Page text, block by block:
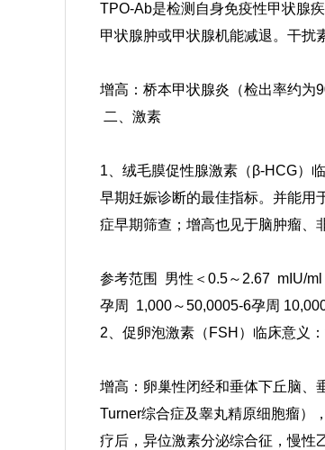
TPO-Ab是检测自身免疫性甲状腺
甲状腺肿或甲状腺机能减退。干扰
增高：桥本甲状腺炎（检出率约为
二、激素
1、绒毛膜促性腺激素（β-HCG）临
早期妊娠诊断的最佳指标。并能用
症早期筛查；增高也见于脑肿瘤、
参考范围 男性＜0.5～2.67 mIU/ml
孕周 1,000～50,0005-6孕周
2、促卵泡激素（ FSH ）临床意义：
增高：卵巢性闭经和垂体下丘脑、
Turner综合症及睾丸精原细胞瘤）
疗后，异位激素分泌综合征，慢性